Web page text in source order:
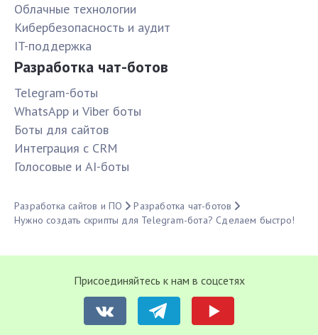
Облачные технологии
Кибербезопасность и аудит
IT-поддержка
Разработка чат-ботов
Telegram-боты
WhatsApp и Viber боты
Боты для сайтов
Интеграция с CRM
Голосовые и AI-боты
Разработка сайтов и ПО
Разработка чат-ботов
Нужно создать скрипты для Telegram-бота? Сделаем быстро!
Присоединяйтесь к нам в соцсетях